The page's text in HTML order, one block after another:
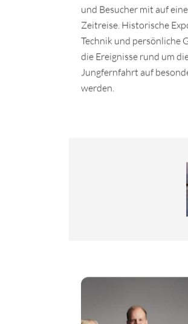
und Besucher mit auf
Zeitreise. Historische
Technik und persönliche
die Ereignisse rund um
Jungfernfahrt auf
werden.